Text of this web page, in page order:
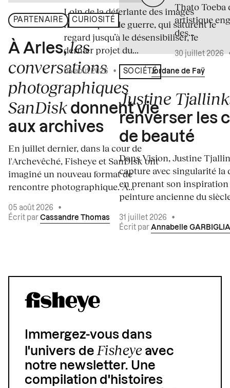
PARTENAIRE CURIOSITÉ
À Arles,les
conversations
photographiques
SanDisk donnent vie
aux archives
En juillet dernier, dans la cour de
l'Archevêché, Fisheye et SanDisk ont
imaginé un nouveau format de
rencontre photographique. À...
05 août 2026
•
Écrit par Cassandre Thomas
Loin de la déferlante des images
médiatiques de guerre, qui saturent le
regard jusqu’à le désensibiliser, le
dernier projet du...
04 août 2026 • Écrit par Jordane de Faÿ
SOCIÉTÉ
Justine
renverser les
de beauté
Dans Vision, Justine
capture avec singularité la
en prenant son inspiration
peinture ancienne du
31 juillet 2026
•
Écrit par Annabelle GARBIGLIA
Thato Toeba
artistique
des...
30 juillet 2026
Immergez-vous dans
l'univers deFisheyeavec
notre newsletter. Une
compilation d'histoires